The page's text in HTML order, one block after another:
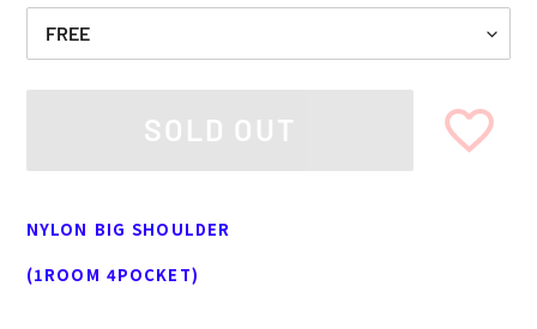
SOLD OUT
product
your
NYLON BIG SHOULDER
(1ROOM 4POCKET)